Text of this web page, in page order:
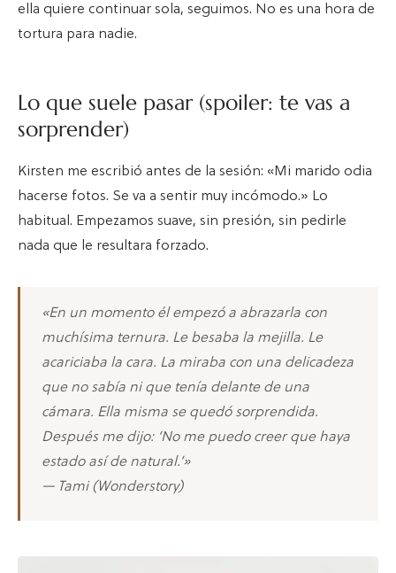
ella quiere continuar sola, seguimos. No es una hora de
tortura para nadie.
Lo que suele pasar (spoiler: te vas a
sorprender)
Kirsten me escribió antes de la sesión: «Mi marido odia
hacerse fotos. Se va a sentir muy incómodo.» Lo
habitual. Empezamos suave, sin presión, sin pedirle
nada que le resultara forzado.
«En un momento él empezó a abrazarla con
muchísima ternura. Le besaba la mejilla. Le
acariciaba la cara. La miraba con una delicadeza
que no sabía ni que tenía delante de una
cámara. Ella misma se quedó sorprendida.
Después me dijo: ‘No me puedo creer que haya
estado así de natural.’»
— Tami (Wonderstory)